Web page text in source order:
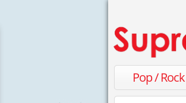
Pop / Rock